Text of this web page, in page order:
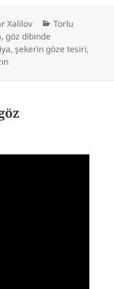
Xəlilov Kateqoriyalar
Torlu
,göz dibinde
,şekerin göze tesiri,
bağlı gözdibi